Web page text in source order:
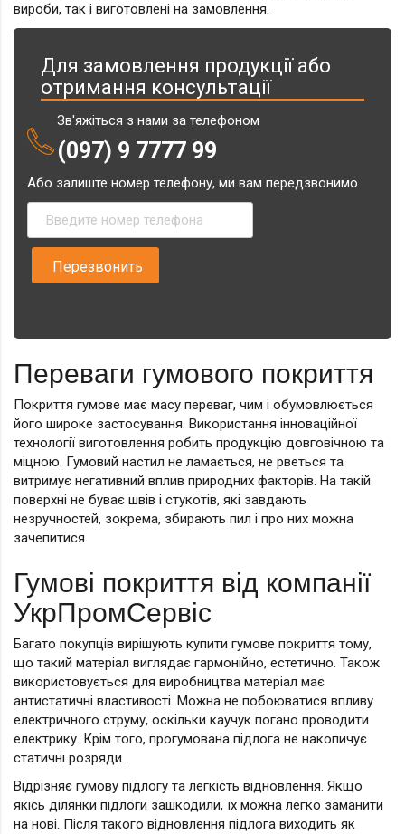
вироби, так і виготовлені на замовлення.
Для замовлення продукції або
отримання консультації
Зв'яжіться з нами за телефоном
(097) 9 7777 99
Або залиште номер телефону, ми вам передзвонимо
Переваги гумового покриття
Покриття гумове має масу переваг, чим і обумовлюється
його широке застосування. Використання інноваційної
технології виготовлення робить продукцію довговічною та
міцною. Гумовий настил не ламається, не рветься та
витримує негативний вплив природних факторів. На такій
поверхні не буває швів і стукотів, які завдають
незручностей, зокрема, збирають пил і про них можна
зачепитися.
Гумові покриття від компанії
УкрПромСервіс
Багато покупців вирішують купити гумове покриття тому,
що такий матеріал виглядає гармонійно, естетично. Також
використовується для виробництва матеріал має
антистатичні властивості. Можна не побоюватися впливу
електричного струму, оскільки каучук погано проводити
електрику. Крім того, прогумована підлога не накопичує
статичні розряди.
Відрізняє гумову підлогу та легкість відновлення. Якщо
якісь ділянки підлоги зашкодили, їх можна легко заманити
на нові. Після такого відновлення підлога виходить як